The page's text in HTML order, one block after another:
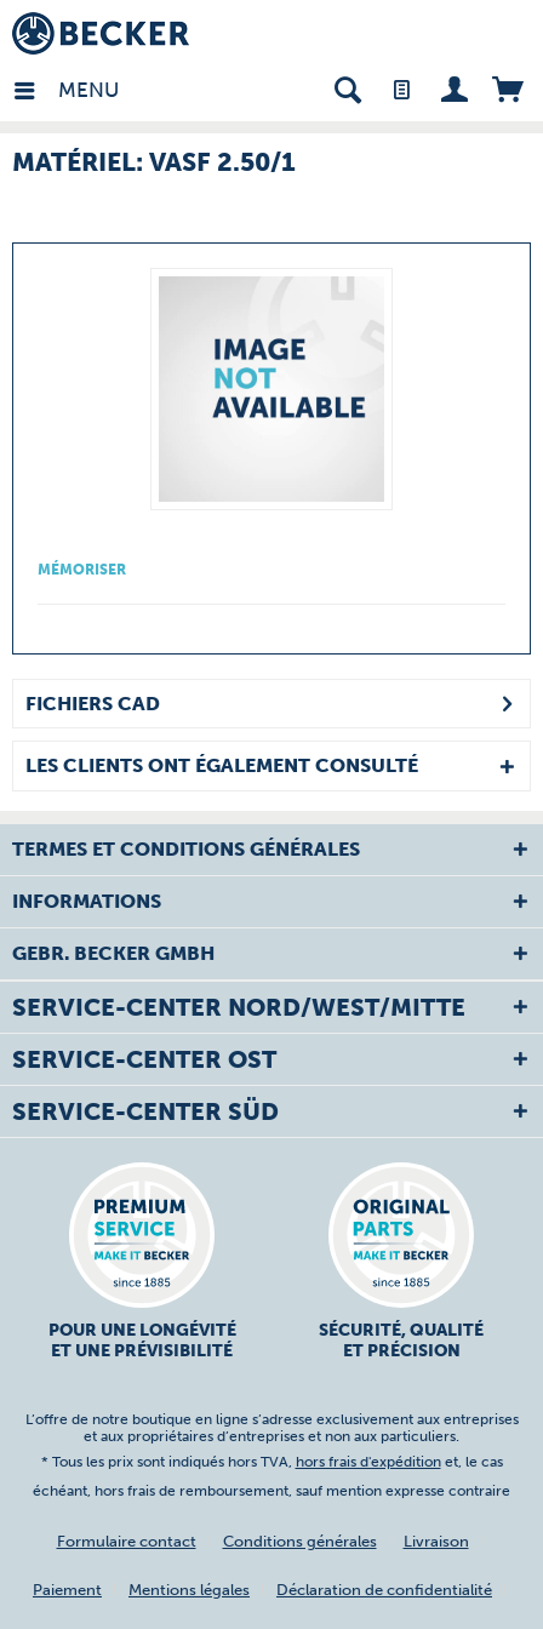
MENU
- FR
MATÉRIEL: VASF 2.50/1
MÉMORISER
FICHIERS CAD
LES CLIENTS ONT ÉGALEMENT CONSULTÉ
TERMES ET CONDITIONS GÉNÉRALES
INFORMATIONS
GEBR. BECKER GMBH
SERVICE-CENTER NORD/WEST/MITTE
SERVICE-CENTER OST
SERVICE-CENTER SÜD
POUR UNE LONGÉVITÉ
ET UNE PRÉVISIBILITÉ
SÉCURITÉ, QUALITÉ
ET PRÉCISION
L’offre de notre boutique en ligne s’adresse exclusivement aux entreprises
et aux propriétaires d’entreprises et non aux particuliers.
* Tous les prix sont indiqués hors TVA, hors frais d'expéditionet, le cas
échéant, hors frais de remboursement, sauf mention expresse contraire
Formulaire contact Conditions générales Livraison
Paiement Mentions légales Déclaration de confidentialité